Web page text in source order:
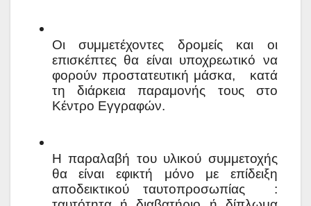
Οι συμμετέχοντες δρομείς και οι
επισκέπτες θα είναι υποχρεωτικό να
φορούν προστατευτική μάσκα,   κατά
τη διάρκεια παραμονής τους στο
Κέντρο Εγγραφών.
Η παραλαβή του υλικού συμμετοχής
θα είναι εφικτή μόνο με επίδειξη
αποδεικτικού ταυτοπροσωπίας  :